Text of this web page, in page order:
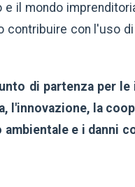
il mondo
con l'uso
di partenza per
l'innovazione, la
e i danni